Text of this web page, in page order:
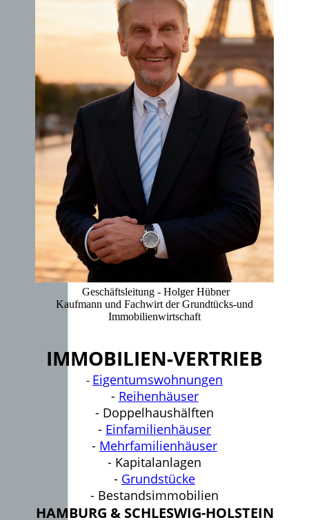
Geschäftsleitung - Holger Hübner
Kaufmann und Fachwirt der Grundtücks-und
Immobilienwirtschaft
IMMOBILIEN-VERTRIEB
- Eigentumswohnungen
- Reihenhäuser
- Doppelhaushälften
- Einfamilienhäuser
- Mehrfamilienhäuser
- Kapitalanlagen
- Grundstücke
- Bestandsimmobilien
HAMBURG & SCHLESWIG-HOLSTEIN